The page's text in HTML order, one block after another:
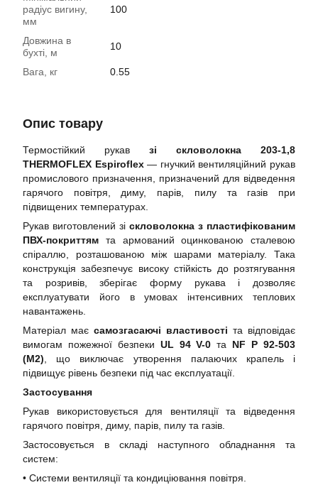
радіус вигину,
мм
100
Довжина в
бухті, м
10
Вага, кг 0.55
Опис товару
Термостійкий рукав зі скловолокна 203-1,8
THERMOFLEX Espiroflex— гнучкий вентиляційний рукав
промислового призначення, призначений для відведення
гарячого повітря, диму, парів, пилу та газів при
підвищених температурах.
Рукав виготовлений зі скловолокна з пластифікованим
ПВХ-покриттям та армований оцинкованою сталевою
спіраллю, розташованою між шарами матеріалу. Така
конструкція забезпечує високу стійкість до розтягування
та розривів, зберігає форму рукава і дозволяє
експлуатувати його в умовах інтенсивних теплових
навантажень.
Матеріал має самозгасаючі властивості та відповідає
вимогам пожежної безпеки UL 94 V-0 та NF P 92-503
(M2) , що виключає утворення палаючих крапель і
підвищує рівень безпеки під час експлуатації.
Застосування
Рукав використовується для вентиляції та відведення
гарячого повітря, диму, парів, пилу та газів.
Застосовується в складі наступного обладнання та
систем:
• Системи вентиляції та кондиціювання повітря.